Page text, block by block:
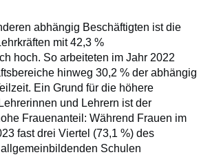
abhängig Beschäftigten ist die
mit 42,3 %
hoch. So arbeiteten im Jahr 2022
hinweg 30,2 % der abhängig
Ein Grund für die höhere
und Lehrern ist der
Frauenanteil: Während Frauen im
fast drei Viertel (73,1 %) des
Schulen